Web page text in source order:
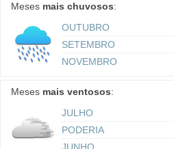
Meses mais chuvosos:
OUTUBRO
SETEMBRO
NOVEMBRO
Meses mais ventosos:
JULHO
PODERIA